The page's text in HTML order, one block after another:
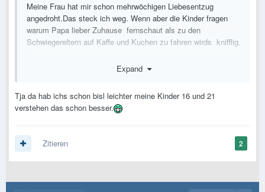
Meine Frau hat mir schon mehrwöchigen Liebesentzug
angedroht.Das steck ich weg. Wenn aber die Kinder fragen
warum Papa lieber Zuhause fernschaut als zu den
Schwiegereltern auf Kaffe und Kuchen zu fahren wirds knifflig.
ja nicht Mal meine richtigen Eltern" beginnen ,beim Ehepartner
Expand
Tja da hab ichs schon bisl leichter meine Kinder 16 und 21
verstehen das schon besser.
2
Zitieren